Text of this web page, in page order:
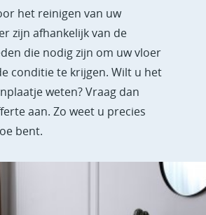
het reinigen van uw
zijn afhankelijk van de
die nodig zijn om uw vloer
conditie te krijgen. Wilt u het
weten? Vraag dan
aan. Zo weet u precies
bent.